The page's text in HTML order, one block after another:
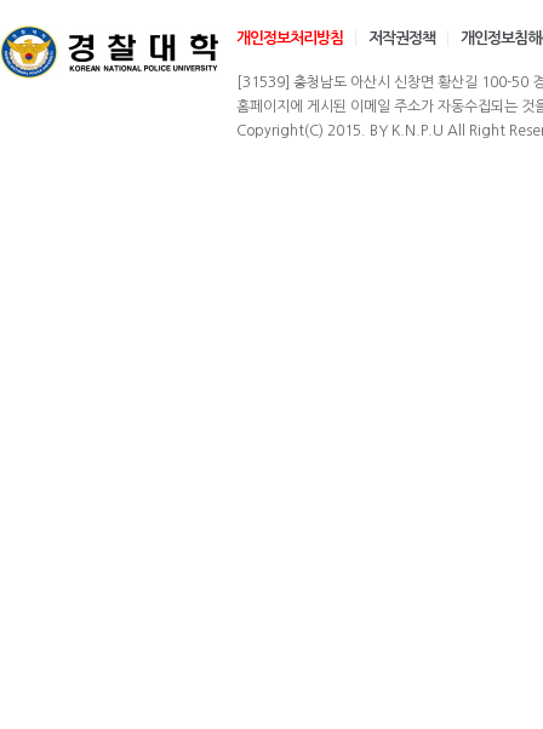
개인정보처리방침 저작권정책 개인정보침
[31539] 충청남도 아산시 신창면 황산길 100-50
홈페이지에 게시된 이메일 주소가 자동수집되는
Copyright(C) 2015. BY K.N.P.U All Right